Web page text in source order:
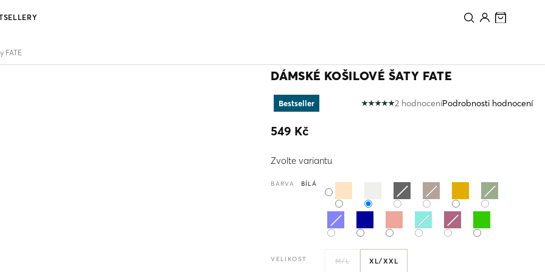
FATE
DÁMSKÉ KOŠILOVÉ ŠATY FATE
Bestseller
Průměrné
hvězdiček.
2 hodnoceníPodrobnosti hodnocení
549 Kč
cena:
Zvolte variantu
BARVA BÍLÁ
VELIKOST M/L XL/XXL